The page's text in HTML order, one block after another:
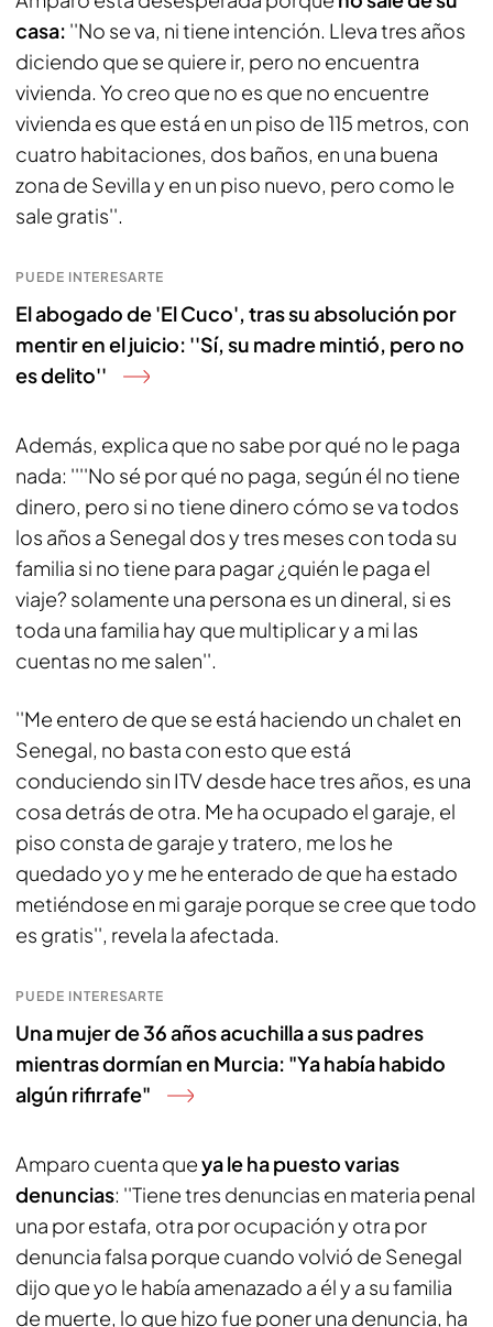
casa: ''No se va, ni tiene intención. Lleva tres años
diciendo que se quiere ir, pero no encuentra
vivienda. Yo creo que no es que no encuentre
vivienda es que está en un piso de 115 metros, con
cuatro habitaciones, dos baños, en una buena
zona de Sevilla y en un piso nuevo, pero como le
sale gratis''.
PUEDE INTERESARTE
El abogado de 'El Cuco', tras su absolución por
mentir en el juicio: ''Sí, su madre mintió, pero no
es delito''
Además, explica que no sabe por qué no le paga
nada: ''''No sé por qué no paga, según él no tiene
dinero, pero si no tiene dinero cómo se va todos
los años a Senegal dos y tres meses con toda su
familia si no tiene para pagar ¿quién le paga el
viaje? solamente una persona es un dineral, si es
toda una familia hay que multiplicar y a mi las
cuentas no me salen''.
''Me entero de que se está haciendo un chalet en
Senegal, no basta con esto que está
conduciendo sin ITV desde hace tres años, es una
cosa detrás de otra. Me ha ocupado el garaje, el
piso consta de garaje y tratero, me los he
quedado yo y me he enterado de que ha estado
metiéndose en mi garaje porque se cree que todo
es gratis'', revela la afectada.
PUEDE INTERESARTE
Una mujer de 36 años acuchilla a sus padres
mientras dormían en Murcia: "Ya había habido
algún rifirrafe"
Amparo cuenta queya le ha puesto varias
denuncias: ''Tiene tres denuncias en materia penal
una por estafa, otra por ocupación y otra por
denuncia falsa porque cuando volvió de Senegal
dijo que yo le había amenazado a él y a su familia
de muerte, lo que hizo fue poner una denuncia, ha